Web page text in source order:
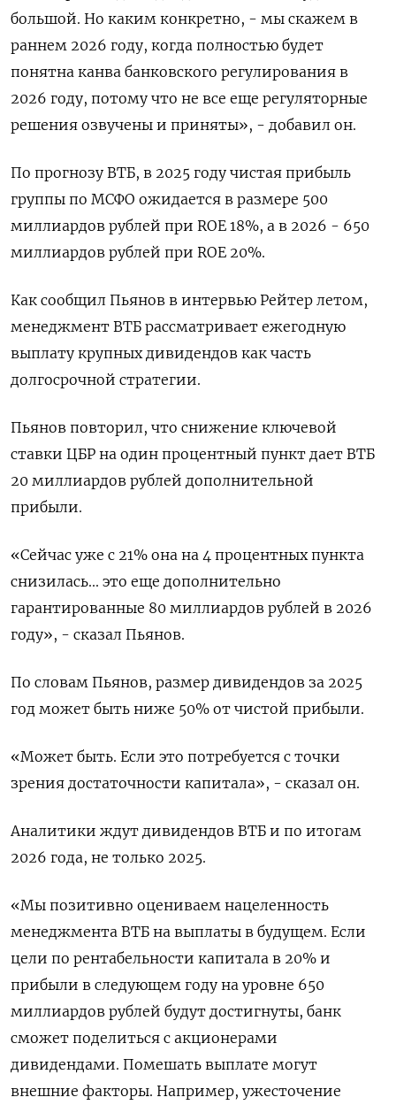
большой. Но каким конкретно, - мы скажем в
раннем 2026 году, когда полностью будет
понятна канва банковского регулирования в
2026 году, потому что не все еще регуляторные
решения озвучены и приняты», - добавил он.
По прогнозу ВТБ, в 2025 году чистая прибыль
группы по МСФО ожидается в размере 500
миллиардов рублей при ROE 18%, а в 2026 - 650
миллиардов рублей при ROE 20%.
Как сообщил Пьянов в интервью Рейтер летом,
менеджмент ВТБ рассматривает ежегодную
выплату крупных дивидендов как часть
долгосрочной стратегии.
Пьянов повторил, что снижение ключевой
ставки ЦБР на один процентный пункт дает ВТБ
20 миллиардов рублей дополнительной
прибыли.
«Сейчас уже с 21% она на 4 процентных пункта
снизилась... это еще дополнительно
гарантированные 80 миллиардов рублей в 2026
году», - сказал Пьянов.
По словам Пьянов, размер дивидендов за 2025
год может быть ниже 50% от чистой прибыли.
«Может быть. Если это потребуется с точки
зрения достаточности капитала», - сказал он.
Аналитики ждут дивидендов ВТБ и по итогам
2026 года, не только 2025.
«Мы позитивно оцениваем нацеленность
менеджмента ВТБ на выплаты в будущем. Если
цели по рентабельности капитала в 20% и
прибыли в следующем году на уровне 650
миллиардов рублей будут достигнуты, банк
сможет поделиться с акционерами
дивидендами. Помешать выплате могут
внешние факторы. Например, ужесточение